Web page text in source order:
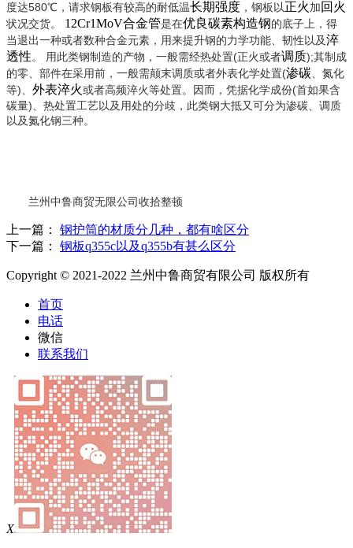
度达580℃，请求钢板有较高的耐低温长期强度 ，钢板以正火加回火
状况交货。 12Cr1MoV合金管是在优良碳素构造钢的底子上，得
当退出一种或者数种合金元素，用来提升钢的力学功能、韧性以及淬
透性。 用此类钢制造的产物，一般需经热处置(正火或者调质);其制成
的零、部件在采用前，一般需颠末调质或者外表化学处置(渗碳、氮化
等)、 外表淬火或者高频淬火等处置。因而，凭据化学成份(首如果含
碳量)、热处置工艺以及用处的分歧，此类钢大抵又可分为渗碳、调质
以及氮化钢三种。
兰州中鲁商贸无限公司收拾整顿
上一篇： 钢护筒的材质分几种，都有啥区分
下一篇： 钢板q355c以及q355b有甚么区分
Copyright © 2021-2022 兰州中鲁商贸有限公司 版权所有
首页
电话
微信
联系我们
X